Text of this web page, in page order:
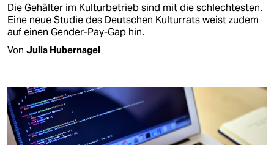
Die Gehälter im Kulturbetrieb sind mit die schlechtesten.
Eine neue Studie des Deutschen Kulturrats weist zudem
auf einen Gender-Pay-Gap hin.
Von Julia Hubernagel